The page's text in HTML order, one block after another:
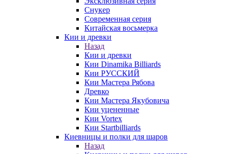
Снукер
Современная серия
Китайская восьмерка
Кии и древки
Назад
Кии и древки
Кии Dinamika Billiards
Кии РУССКИЙ
Кии Мастера Рябова
Древко
Кии Мастера Якубовича
Кии уцененные
Кии Vortex
Кии Startbilliards
Киевницы и полки для шаров
Назад